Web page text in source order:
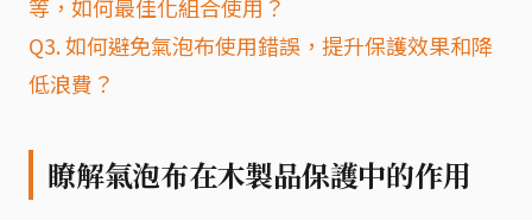
等，如何最佳化組合使用？
Q3. 如何避免氣泡布使用錯誤，提升保護效果和降
低浪費？
瞭解氣泡布在木製品保護中的作用